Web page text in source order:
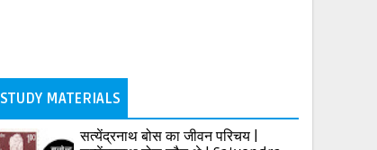
STUDY MATERIALS
सत्येंद्रनाथ बोस का जीवन परिचय |